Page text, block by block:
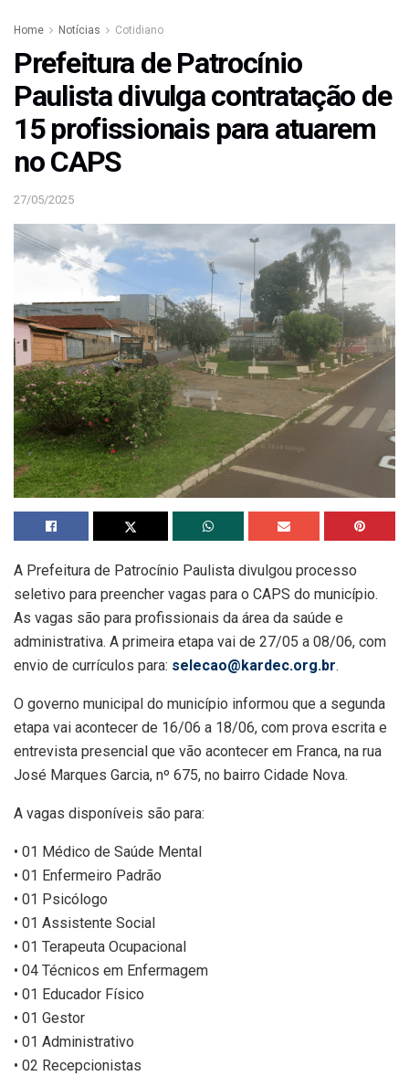
Home Notícias Cotidiano
Prefeitura de Patrocínio
Paulista divulga contratação de
15 profissionais para atuarem
no CAPS
27/05/2025
A Prefeitura de Patrocínio Paulista divulgou processo
seletivo para preencher vagas para o CAPS do município.
As vagas são para profissionais da área da saúde e
administrativa. A primeira etapa vai de 27/05 a 08/06, com
envio de currículos para: selecao@kardec.org.br.
O governo municipal do município informou que a segunda
etapa vai acontecer de 16/06 a 18/06, com prova escrita e
entrevista presencial que vão acontecer em Franca, na rua
José Marques Garcia, nº 675, no bairro Cidade Nova.
A vagas disponíveis são para:
• 01 Médico de Saúde Mental
• 01 Enfermeiro Padrão
• 01 Psicólogo
• 01 Assistente Social
• 01 Terapeuta Ocupacional
• 04 Técnicos em Enfermagem
• 01 Educador Físico
• 01 Gestor
• 01 Administrativo
• 02 Recepcionistas